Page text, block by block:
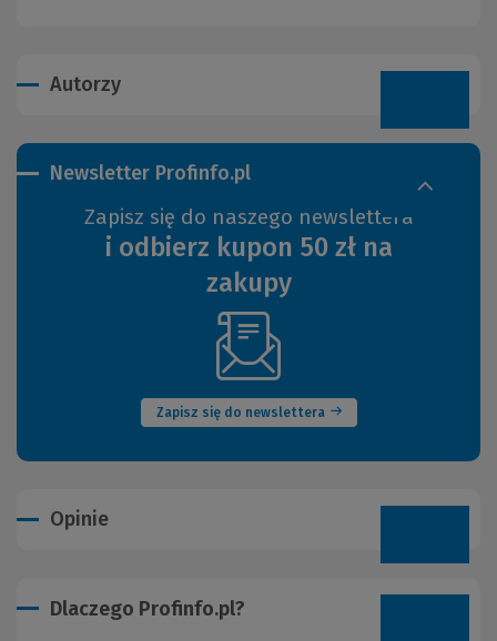
Autorzy
Newsletter Profinfo.pl
Zapisz się do naszego newslettera
i odbierz kupon 50 zł na
zakupy
Zapisz się do newslettera
(Nowe
okno)
Opinie
Dlaczego Profinfo.pl?